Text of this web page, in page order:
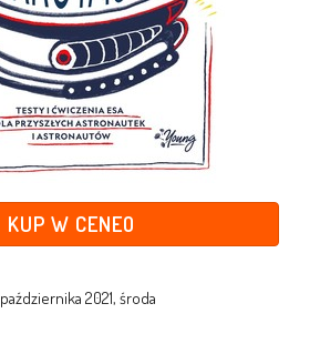
KUP W CENEO
2021, środa